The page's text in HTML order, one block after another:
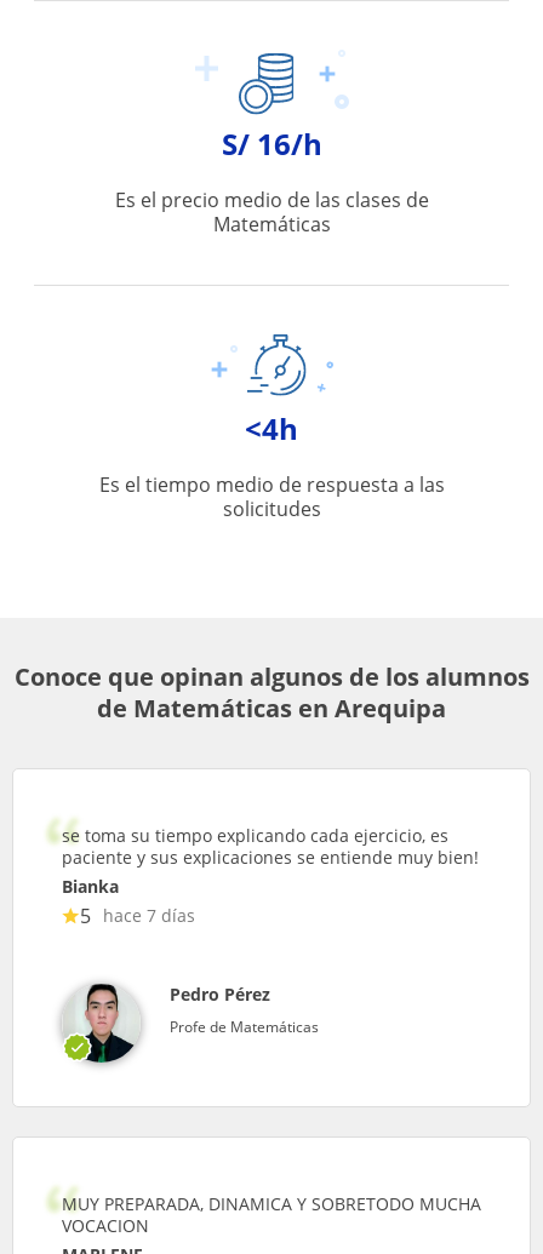
S/ 16/h
Es el precio medio de las clases de
Matemáticas
<4h
Es el tiempo medio de respuesta a las
solicitudes
Conoce que opinan algunos de los alumnos
de Matemáticas en Arequipa
se toma su tiempo explicando cada ejercicio, es
paciente y sus explicaciones se entiende muy bien!
Bianka
5 hace 7 días
Pedro Pérez
Profe de Matemáticas
MUY PREPARADA, DINAMICA Y SOBRETODO MUCHA
VOCACION